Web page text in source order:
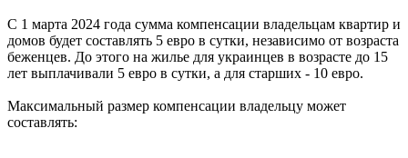
С 1 марта 2024 года сумма компенсации владельцам квартир и
домов будет составлять 5 евро в сутки, независимо от возраста
беженцев. До этого на жилье для украинцев в возрасте до 15
лет выплачивали 5 евро в сутки, а для старших - 10 евро.
Максимальный размер компенсации владельцу может
составлять: